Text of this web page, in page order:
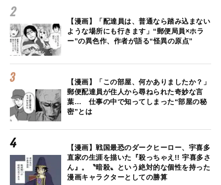
【漫画】「配達員は、普通なら踏み込まない
ような場所にも行きます」“郵便局員×ホラ
ー”の異色作、作者が語る“怪異の原点”
【漫画】「この部屋、何かありましたか？」
郵便配達員が住人から尋ねられた奇妙な言
葉… 仕事の中で知ってしまった“部屋の秘
密”とは
【漫画】戦国最恐のダークヒーロー、宇喜多
直家の生涯を描いた『殺っちゃえ!! 宇喜多さ
ん』。〝暗殺〟という絶対的な個性を持った
漫画キャラクターとしての勝算